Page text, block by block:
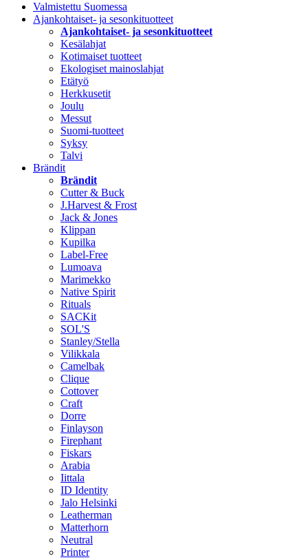
Valmistettu Suomessa
Ajankohtaiset- ja sesonkituotteet
Ajankohtaiset- ja sesonkituotteet
Kesälahjat
Kotimaiset tuotteet
Ekologiset mainoslahjat
Etätyö
Herkkusetit
Joulu
Messut
Suomi-tuotteet
Syksy
Talvi
Brändit
Brändit
Cutter & Buck
J.Harvest & Frost
Jack & Jones
Klippan
Kupilka
Label-Free
Lumoava
Marimekko
Native Spirit
Rituals
SACKit
SOL'S
Stanley/Stella
Vilikkala
Camelbak
Clique
Cottover
Craft
Dorre
Finlayson
Firephant
Fiskars
Arabia
Iittala
ID Identity
Jalo Helsinki
Leatherman
Matterhorn
Neutral
Printer